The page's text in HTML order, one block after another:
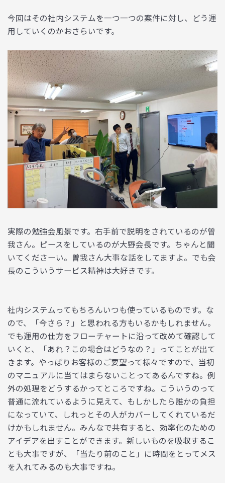
今回はその社内システムを一つ一つの案件に対し、どう運
用していくのかおさらいです。
実際の勉強会風景です。右手前で説明をされているのが曽
我さん。ピースをしているのが大野会長です。ちゃんと聞
いてくださーい。曽我さん大事な話をしてますよ。でも会
長のこういうサービス精神は大好きです。
社内システムってもちろんいつも使っているものです。な
ので、「今さら？」と思われる方もいるかもしれません。
でも運用の仕方をフローチャートに沿って改めて確認して
いくと、「あれ？この場合はどうなの？」ってことが出て
きます。やっぱりお客様のご要望って様々ですので、当初
のマニュアルに当てはまらないことってあるんですね。例
外の処理をどうするかってところですね。こういうのって
普通に流れているように見えて、もしかしたら誰かの負担
になっていて、しれっとその人がカバーしてくれているだ
けかもしれません。みんなで共有すると、効率化のための
アイデアを出すことができます。新しいものを吸収するこ
とも大事ですが、「当たり前のこと」に時間をとってメス
を入れてみるのも大事ですね。